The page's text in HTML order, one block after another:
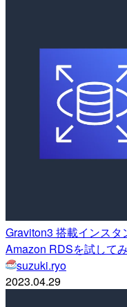
Graviton3 搭載インスタ
Amazon RDSを試して
suzuki.ryo
2023.04.29